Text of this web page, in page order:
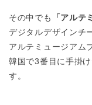
その中でも 「アルテ
デジタルデザインチ
アルテミュージアム
韓国で3番目に手掛け
す。